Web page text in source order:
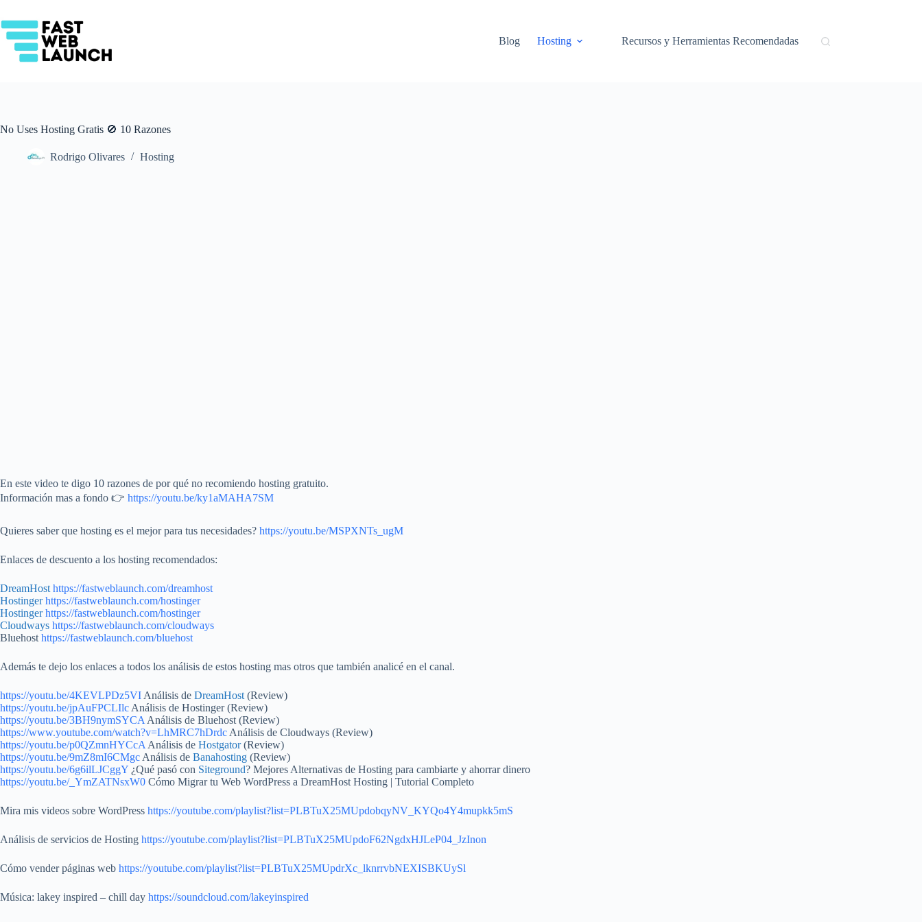
al
contenido
Blog
Hosting Recursos y Herramientas Recomendadas
No Uses Hosting Gratis 🚫 10 Razones
Rodrigo Olivares Hosting
En este video te digo 10 razones de por qué no recomiendo hosting gratuito.
Información mas a fondo 👉 https://youtu.be/ky1aMAHA7SM
Quieres saber que hosting es el mejor para tus necesidades? https://youtu.be/MSPXNTs_ugM
Enlaces de descuento a los hosting recomendados:
DreamHost https://fastweblaunch.com/dreamhost
Hostinger https://fastweblaunch.com/hostinger
Hostinger https://fastweblaunch.com/hostinger
Cloudways https://fastweblaunch.com/cloudways
Bluehost https://fastweblaunch.com/bluehost
Además te dejo los enlaces a todos los análisis de estos hosting mas otros que también analicé en el canal.
https://youtu.be/4KEVLPDz5VI Análisis de DreamHost (Review)
https://youtu.be/jpAuFPCLIlc Análisis de Hostinger (Review)
https://youtu.be/3BH9nymSYCA Análisis de Bluehost (Review)
https://www.youtube.com/watch?v=LhMRC7hDrdc Análisis de Cloudways (Review)
https://youtu.be/p0QZmnHYCcA Análisis de Hostgator(Review)
https://youtu.be/9mZ8mI6CMgc Análisis de Banahosting (Review)
https://youtu.be/6g6ilLJCggY ¿Qué pasó con Siteground? Mejores Alternativas de Hosting para cambiarte y ahorrar dinero
https://youtu.be/_YmZATNsxW0 Cómo Migrar tu Web WordPress a DreamHost Hosting | Tutorial Completo
Mira mis videos sobre WordPress https://youtube.com/playlist?list=PLBTuX25MUpdobqyNV_KYQo4Y4mupkk5mS
Análisis de servicios de Hosting https://youtube.com/playlist?list=PLBTuX25MUpdoF62NgdxHJLeP04_JzInon
Cómo vender páginas web https://youtube.com/playlist?list=PLBTuX25MUpdrXc_lknrrvbNEXISBKUySl
Música: lakey inspired – chill day https://soundcloud.com/lakeyinspired